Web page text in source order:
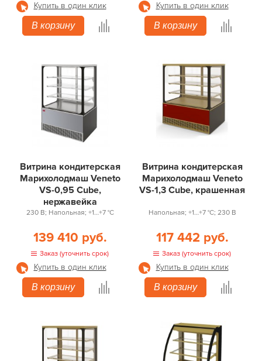
Купить в один клик
В корзину
Купить в один клик
В корзину
Витрина кондитерская
Марихолодмаш Veneto
VS-0,95 Cube,
нержавейка
230 В; Напольная; +1…+7 °С
139 410 руб.
Заказ (уточнить срок)
Купить в один клик
В корзину
Витрина кондитерская
Марихолодмаш Veneto
VS-1,3 Cube, крашенная
Напольная; +1…+7 °С; 230 В
117 442 руб.
Заказ (уточнить срок)
Купить в один клик
В корзину